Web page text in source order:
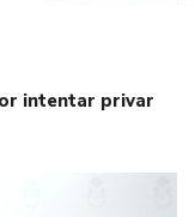
intentar privar